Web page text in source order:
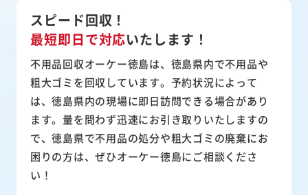
スピード回収！
最短即日で対応いたします！
不用品回収オーケー徳島は、徳島県内で不用品や
粗大ゴミを回収しています。予約状況によって
は、徳島県内の現場に即日訪問できる場合があり
ます。量を問わず迅速にお引き取りいたしますの
で、徳島県で不用品の処分や粗大ゴミの廃棄にお
困りの方は、ぜひオーケー徳島にご相談くださ
い！